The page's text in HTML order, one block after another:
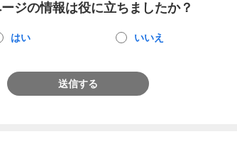
ジの情報は役に立ちましたか？
はい いいえ
送信する